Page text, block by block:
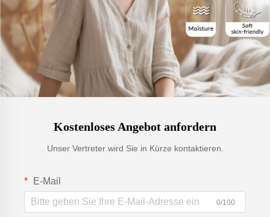
Kostenloses Angebot anfordern
Unser Vertreter wird Sie in Kürze kontaktieren.
E-Mail
0/100